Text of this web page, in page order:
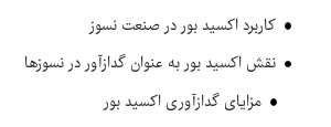
کاربرد اکسید بور در صنعت نسوز
نقش اکسید بور به عنوان گدازآور در نسوزها
مزایای گدازآوری اکسید بور